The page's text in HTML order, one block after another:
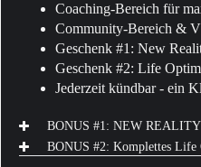
Coaching-Bereich für
Community-Bereich &
Geschenk #1: New
Geschenk #2: Life
Jederzeit kündbar - ein
BONUS #1: NEW
BONUS #2: Komplettes Life